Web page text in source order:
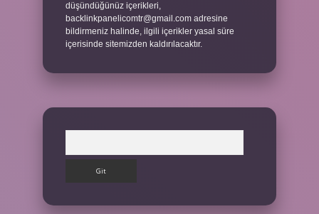
düşündüğünüz içerikleri,
backlinkpanelicomtr@gmail.com adresine
bildirmeniz halinde, ilgili içerikler yasal süre
içerisinde sitemizden kaldırılacaktır.